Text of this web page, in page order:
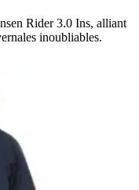
Rider 3.0 Ins, alliant
inoubliables.